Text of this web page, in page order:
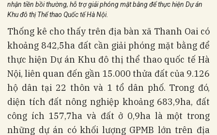
nhận tiền bồi thường, hỗ trợ giải phóng mặt bằng để thực hiện Dự án
Khu đô thị Thể thao Quốc tế Hà Nội.
Thống kê cho thấy trên địa bàn xã Thanh Oai có
khoảng 842,5ha đất cần giải phóng mặt bằng để
thực hiện Dự án Khu đô thị thể thao quốc tế Hà
Nội, liên quan đến gần 15.000 thửa đất của 9.126
hộ dân tại 22 thôn và 1 tổ dân phố. Trong đó,
diện tích đất nông nghiệp khoảng 683,9ha, đất
công ích 157,7ha và đất ở 0,9ha là một trong
những dự án có khối lượng GPMB lớn trên địa